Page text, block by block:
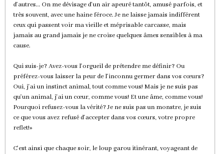
d'autres... On me dévisage d'un air apeuré tantôt, amusé parfois, et
très souvent, avec une haine féroce. Je ne laisse jamais indifférent
ceux qui passent voir ma vieille et méprisable carcasse, mais
jamais au grand jamais je ne croise quelques âmes sensibles à ma
cause.
Qui suis-je? Avez-vous l'orgueil de prétendre me définir? Ou
préférez-vous laisser la peur de l'inconnu germer dans vos cœurs?
Oui, j'ai un instinct animal, tout comme vous! Mais je ne suis pas
qu'un animal, j'ai un cœur, comme vous! Et une âme, comme vous!
Pourquoi refusez-vous la vérité? Je ne suis pas un monstre, je suis
ce que vous avez refusé d'accepter dans vos cœurs, votre propre
reflet!»
C'est ainsi que chaque soir, le loup garou itinérant, voyageant de